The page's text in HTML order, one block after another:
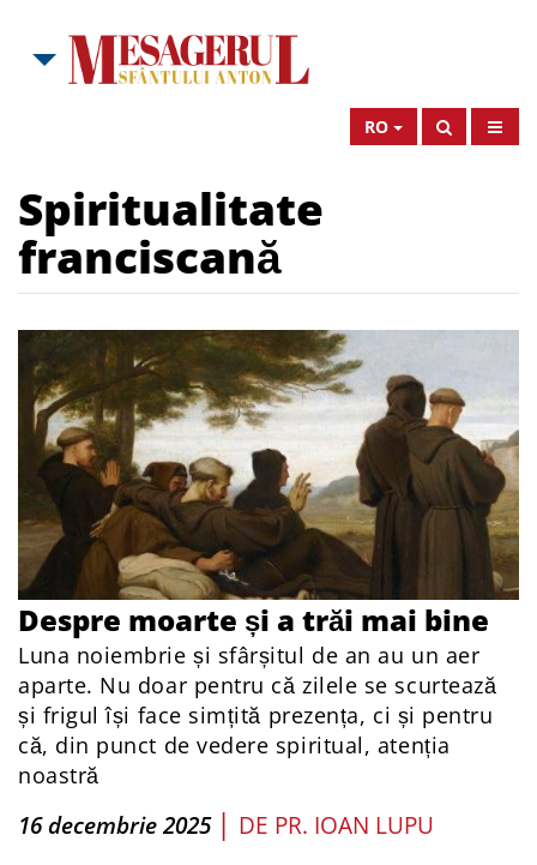
RO
Spiritualitate
franciscană
Despre moarte și a trăi mai bine
Luna noiembrie și sfârșitul de an au un aer
aparte. Nu doar pentru că zilele se scurtează
și frigul își face simțită prezența, ci și pentru
că, din punct de vedere spiritual, atenția
noastră
16 decembrie 2025 | DE PR. IOAN LUPU